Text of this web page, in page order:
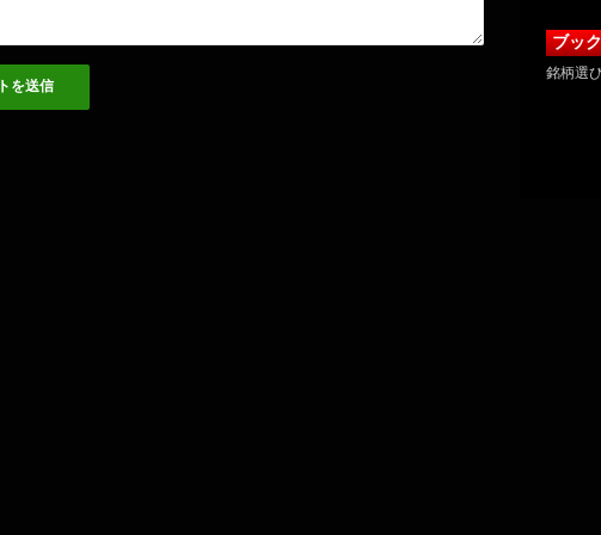
ブッ
銘柄選